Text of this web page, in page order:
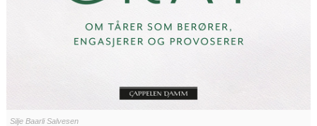
Silje Baarli Salvesen